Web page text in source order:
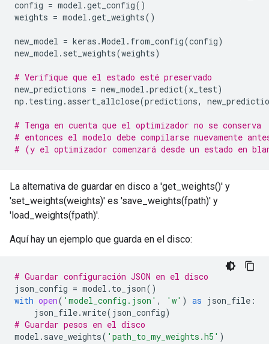
config = model .get_config()
weights = model .get_weights()
new_model = keras .Model . from_config(config)
new_model . set_weights(weights)
# Verifique que el estado esté preservado
new_predictions = new_model .predict(x_test)
np . testing .assert_allclose(predictions,
# Tenga en cuenta que el optimizador no se conserva
# entonces el modelo debe compilarse nuevamente
# (y el optimizador comenzará desde un estado en
La alternativa de guardar en disco a 'get_weights()' y
'set_weights(weights)' es 'save_weights(fpath)' y
'load_weights(fpath)'.
Aquí hay un ejemplo que guarda en el disco:
# Guardar configuración JSON en el disco
json_config = model . to_json()
with open( 'model_config.json' , 'w' ) as json_file :
json_file.write( json_config)
# Guardar pesos en el disco
model . save_weights( 'path_to_my_weights.h5' )